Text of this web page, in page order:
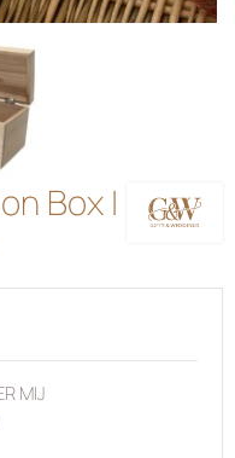
Box |
MIJ